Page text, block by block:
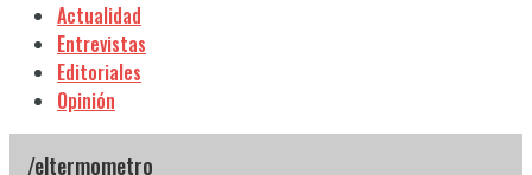
Actualidad
Entrevistas
Editoriales
Opinión